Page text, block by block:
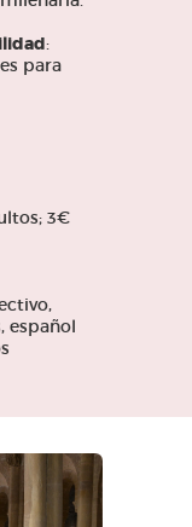
:
para
3€
español